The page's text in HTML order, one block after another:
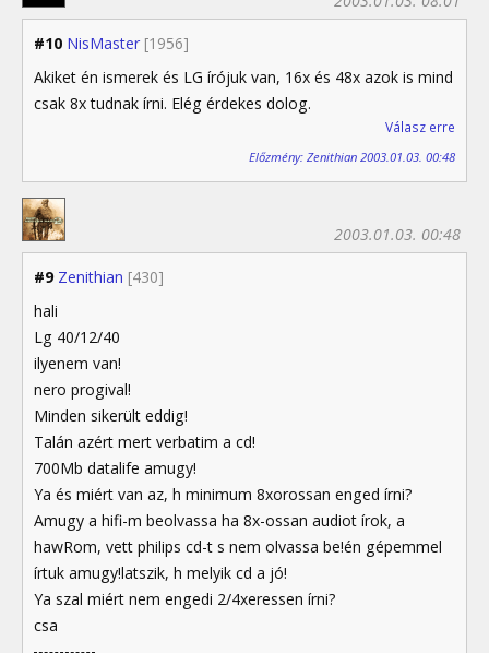
#10 NisMaster [1956]
Akiket én ismerek és LG írójuk van, 16x és 48x azok is mind
csak 8x tudnak írni. Elég érdekes dolog.
Válasz erre
Előzmény: Zenithian 2003.01.03. 00:48
#9 Zenithian [430]
2003.01.03. 00:48
hali
Lg 40/12/40
ilyenem van!
nero progival!
Minden sikerült eddig!
Talán azért mert verbatim a cd!
700Mb datalife amugy!
Ya és miért van az, h minimum 8xorossan enged írni?
Amugy a hifi-m beolvassa ha 8x-ossan audiot írok, a
hawRom, vett philips cd-t s nem olvassa be!én gépemmel
írtuk amugy!latszik, h melyik cd a jó!
Ya szal miért nem engedi 2/4xeressen írni?
csa